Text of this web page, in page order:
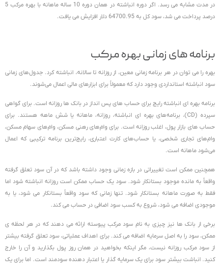
در مدت مشابه می رسد. اگر دوره انباشته در همان دوره 10 ساله ماهانه با بهره مرکب 5
درصد پرداخت می شد، سود کل به 64700.95 دلار افزایش می یافت.
برنامه های زمانی بهره مرکب
بهره را می توان در هر برنامه زمانی معین، از روزانه تا سالانه، انباشته کرد. جدول‌های زمانی
سود انباشته استانداردی وجود دارد که معمولاً برای ابزارهای مالی اعمال می‌شوند.
برنامه بهره ای انباشته رایج برای حساب های پس انداز در بانک ها روزانه است. برای گواهی
سپرده (CD)، برنامه‌های بهره ای انباشته، روزانه، ماهانه یا شش ماهه هستند. برای
حساب های بازار پول، اغلب روزانه است. برای وام‌های رهنی مسکن، وام‌های سهام مسکن،
وام‌های تجاری شخصی، یا حساب‌های کارت اعتباری، رایج‌ترین برنامه ترکیبی که اعمال
می‌شود ماهانه است.
همچنین ممکن است تغییراتی در بازه زمانی وجود داشته باشد که در آن سود تعلق گرفته
واقعاً به مانده موجود بستانکار شود. سود یک حساب ممکن است روزانه انباشته شود اما
فقط به صورت ماهانه بستانکار شود. تنها زمانی که سود واقعاً بستانکار می شود، یا به
موجودی اضافه می شود، شروع به کسب سود اضافی در حساب می کند.
برخی از بانک ها نیز چیزی به نام سود مرکب پیوسته ارائه می دهند که در هر لحظه ی
ممکن، سود را به اصل سرمایه اضافه می کند. برای اهداف عملیاتی، سود تعلق گرفته بیشتر
از سود مرکب روزانه نیست، مگر اینکه بخواهید در همان روز پول بگذارید و آن را خارج
کنید. انباشت بیشتر سود برای یک سرمایه گذار یا اعتبار دهنده سودمند است. اما برای یک